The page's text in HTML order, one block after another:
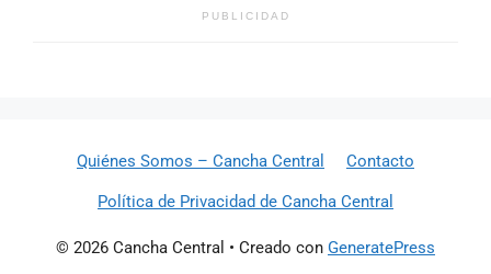
PUBLICIDAD
Quiénes Somos – Cancha Central Contacto
Política de Privacidad de Cancha Central
© 2026 Cancha Central • Creado con GeneratePress